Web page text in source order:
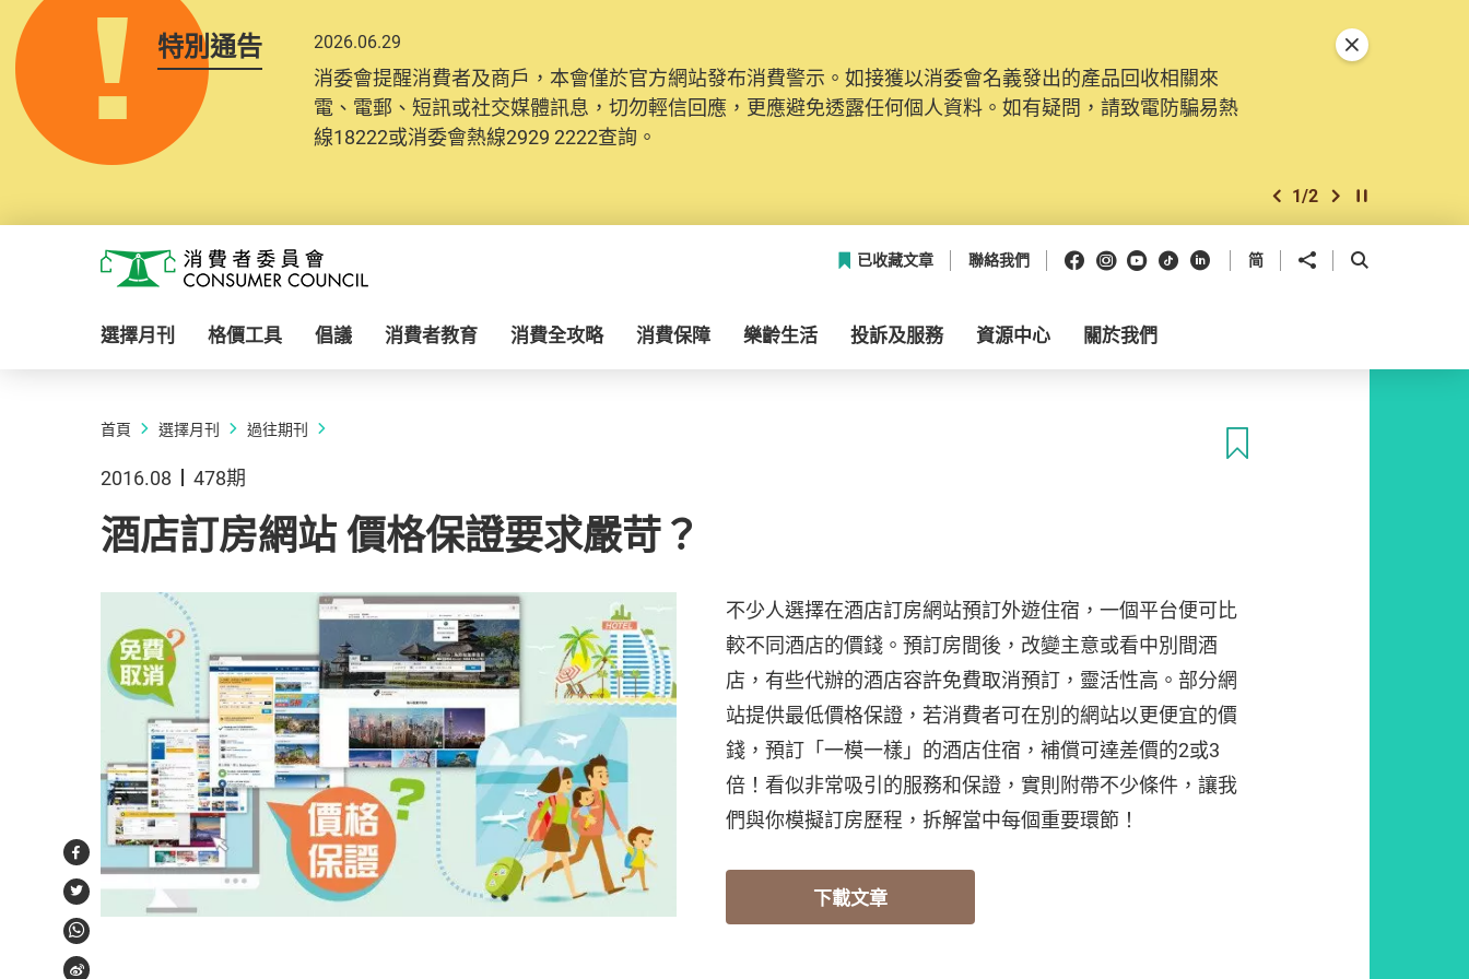
特別通告 2026.06.29
消委會提醒消費者及商戶，本會僅於官方網站發布消費警示。如接獲以消委會名義發出的產品回收相關來
電、電郵、短訊或社交媒體訊息，切勿輕信回應，更應避免透露任何個人資料。如有疑問，請致電防騙易熱
線18222或消委會熱線2929 2222查詢。
上一個
1/2 下一個開始/暫停幻燈
關閉特別通告
消費者委員會
已收藏文章 聯絡我們 Facebook
Instagram
Youtube
抖音領英 简 分享到 開啟搜尋框
選擇月刊 格價工具 倡議 消費者教育 消費全攻略 消費保障 樂齡生活 投訴及服務 資源中心 關於我們
首頁 選擇月刊 過往期刊
2016.08 478期
酒店訂房網站 價格保證要求嚴苛？
不少人選擇在酒店訂房網站預訂外遊住宿，一個平台便可比
較不同酒店的價錢。預訂房間後，改變主意或看中別間酒
店，有些代辦的酒店容許免費取消預訂，靈活性高。部分網
站提供最低價格保證，若消費者可在別的網站以更便宜的價
錢，預訂「一模一樣」的酒店住宿，補償可達差價的2或3
倍！看似非常吸引的服務和保證，實則附帶不少條件，讓我
們與你模擬訂房歷程，拆解當中每個重要環節！
下載文章
Facebook
Twitter
WhatsApp